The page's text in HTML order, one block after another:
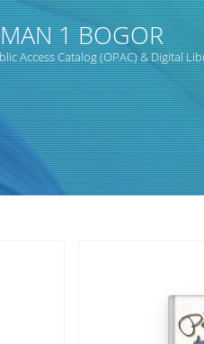
1 BOGOR
Access Catalog (OPAC) & Digital